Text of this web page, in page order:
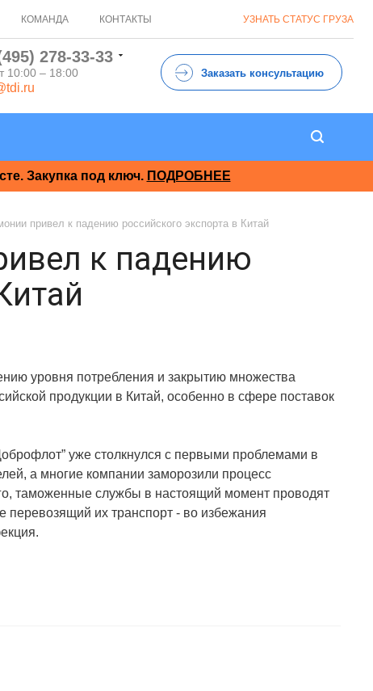
278-33-33
10:00 – 18:00 Заказать консультацию
КОМАНДА КОНТАКТЫ УЗНАТЬ СТАТУС ГРУЗА
Закупка под ключ. ПОДРОБНЕЕ
привел к падению российского экспорта в Китай
к падению
уровня потребления и закрытию множества
продукции в Китай, особенно в сфере поставок
уже столкнулся с первыми проблемами в
а многие компании заморозили процесс
таможенные службы в настоящий момент проводят
перевозящий их транспорт - во избежания